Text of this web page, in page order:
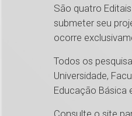
São quatro
submeter seu
ocorre
Todos os
Universidade,
Educação Básica